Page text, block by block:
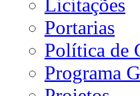
Licitações
Portarias
Política de
Programa